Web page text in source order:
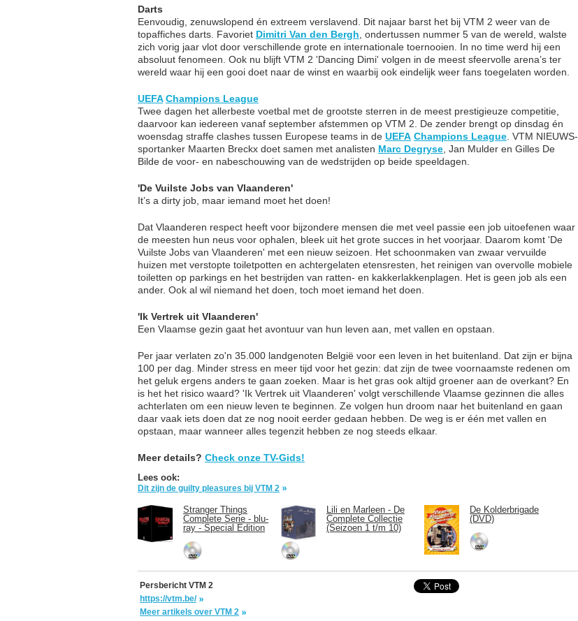
Darts
Eenvoudig, zenuwslopend én extreem verslavend. Dit najaar barst het bij VTM 2 weer van de
topaffiches darts. Favoriet Dimitri Van den Bergh , ondertussen nummer 5 van de wereld, walste
zich vorig jaar vlot door verschillende grote en internationale toernooien. In no time werd hij een
absoluut fenomeen. Ook nu blijft VTM 2 'Dancing Dimi' volgen in de meest sfeervolle arena’s ter
wereld waar hij een gooi doet naar de winst en waarbij ook eindelijk weer fans toegelaten worden.
UEFA Champions League
Twee dagen het allerbeste voetbal met de grootste sterren in de meest prestigieuze competitie,
daarvoor kan iedereen vanaf september afstemmen op VTM 2. De zender brengt op dinsdag én
woensdag straffe clashes tussen Europese teams in de UEFA Champions League . VTM NIEUWS-
sportanker Maarten Breckx doet samen met analisten Marc Degryse , Jan Mulder en Gilles De
Bilde de voor- en nabeschouwing van de wedstrijden op beide speeldagen.
'De Vuilste Jobs van Vlaanderen'
It’s a dirty job, maar iemand moet het doen!
Dat Vlaanderen respect heeft voor bijzondere mensen die met veel passie een job uitoefenen waar
de meesten hun neus voor ophalen, bleek uit het grote succes in het voorjaar. Daarom komt 'De
Vuilste Jobs van Vlaanderen' met een nieuw seizoen. Het schoonmaken van zwaar vervuilde
huizen met verstopte toiletpotten en achtergelaten etensresten, het reinigen van overvolle mobiele
toiletten op parkings en het bestrijden van ratten- en kakkerlakkenplagen. Het is geen job als een
ander. Ook al wil niemand het doen, toch moet iemand het doen.
'Ik Vertrek uit Vlaanderen'
Een Vlaamse gezin gaat het avontuur van hun leven aan, met vallen en opstaan.
Per jaar verlaten zo'n 35.000 landgenoten België voor een leven in het buitenland. Dat zijn er bijna
100 per dag. Minder stress en meer tijd voor het gezin: dat zijn de twee voornaamste redenen om
het geluk ergens anders te gaan zoeken. Maar is het gras ook altijd groener aan de overkant? En
is het het risico waard? 'Ik Vertrek uit Vlaanderen' volgt verschillende Vlaamse gezinnen die alles
achterlaten om een nieuw leven te beginnen. Ze volgen hun droom naar het buitenland en gaan
daar vaak iets doen dat ze nog nooit eerder gedaan hebben. De weg is er één met vallen en
opstaan, maar wanneer alles tegenzit hebben ze nog steeds elkaar.
Meer details? Check onze TV-Gids!
Lees ook:
Dit zijn de guilty pleasures bij VTM 2
Stranger Things
Complete Serie - blu-
ray - Special Edition
Lili en Marleen - De
Complete Collectie
(Seizoen 1 t/m 10)
De Kolderbrigade
(DVD)
Persbericht VTM 2
https://vtm.be/
Meer artikels over VTM 2